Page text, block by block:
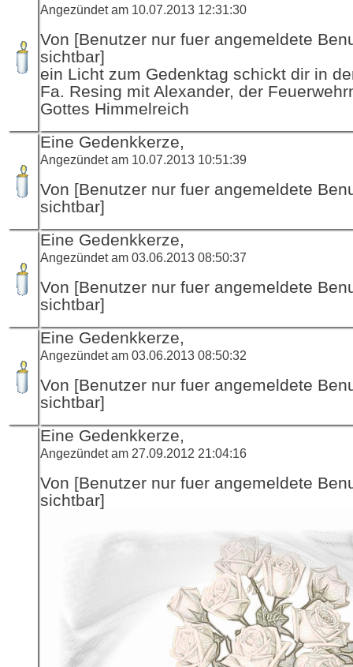
Angezündet am 10.07.2013 12:31:30
Von [Benutzer nur fuer angemeldete
sichtbar]
ein Licht zum Gedenktag schickt dir in
Fa. Resing mit Alexander, der
Gottes Himmelreich
Eine Gedenkkerze,
Angezündet am 10.07.2013 10:51:39
Von [Benutzer nur fuer angemeldete
sichtbar]
Eine Gedenkkerze,
Angezündet am 03.06.2013 08:50:37
Von [Benutzer nur fuer angemeldete
sichtbar]
Eine Gedenkkerze,
Angezündet am 03.06.2013 08:50:32
Von [Benutzer nur fuer angemeldete
sichtbar]
Eine Gedenkkerze,
Angezündet am 27.09.2012 21:04:16
Von [Benutzer nur fuer angemeldete
sichtbar]